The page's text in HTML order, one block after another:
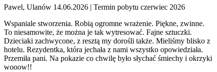
Pawel, Ulanów 14.06.2026 | Termin pobytu czerwiec 2026
Wspaniale stworzenia. Robią ogromne wrażenie. Piękne, zwinne.
To niesamowite, że można je tak wytresować. Fajne sztuczki.
Dzieciaki zachwycone, z resztą my dorośli także. Mieliśmy blisko z
hotelu. Rezydentka, która jechała z nami wszystko opowiedziała.
Przemiła pani. Na pokazie co chwilę było słychać śmiechy i okrzyki
wooow!!